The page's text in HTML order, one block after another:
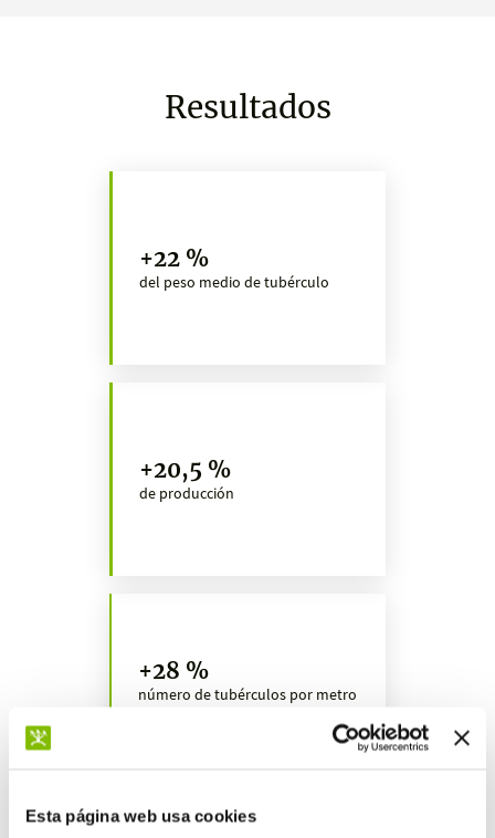
Esta página web usa cookies
Resultados
+22 %
del peso medio de tubérculo
+20,5 %
de producción
+28 %
número de tubérculos por metro